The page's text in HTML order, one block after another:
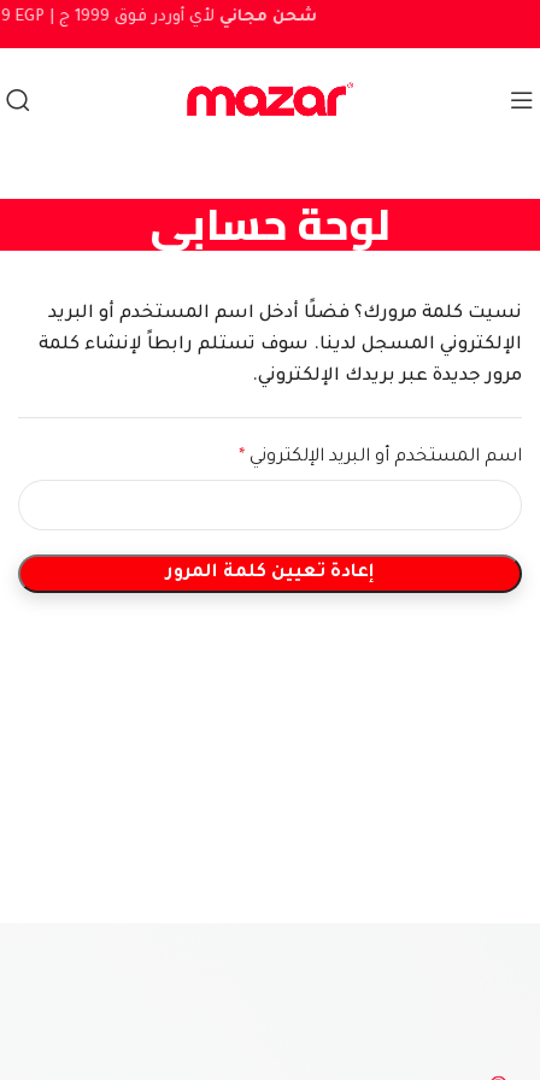
لوحة حسابي
نسيت كلمة مرورك؟ فضلًا أدخل اسم المستخدم أو البريد
الإلكتروني المسجل لدينا. سوف تستلم رابطاً لإنشاء كلمة
مرور جديدة عبر بريدك الإلكتروني.
اسم المستخدم أو البريد الإلكتروني *
إعادة تعيين كلمة المرور
EGP | شحن مجانيلأي أوردر فوق 1999 ج